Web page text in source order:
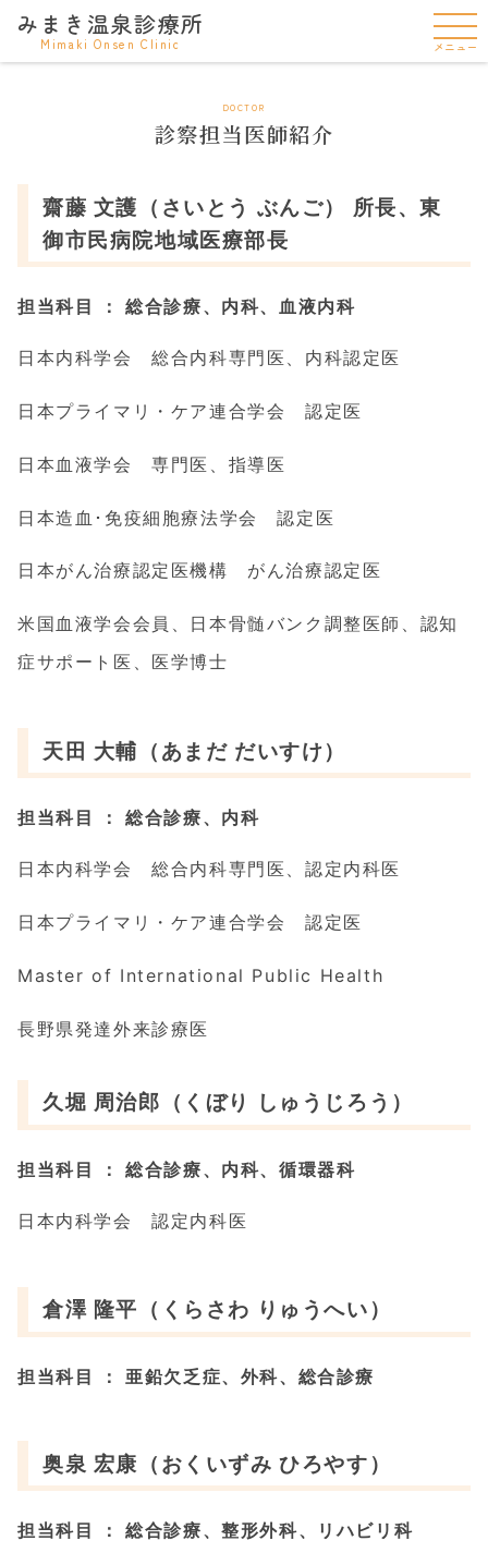
みまき温泉診療所
Mimaki Onsen Clinic メニュー
DOCTOR
診察担当医師紹介
齋藤 文護（さいとう ぶんご） 所長、東
御市民病院地域医療部長
担当科目 ： 総合診療、内科、血液内科
日本内科学会 総合内科専門医、内科認定医
日本プライマリ・ケア連合学会 認定医
日本血液学会 専門医、指導医
日本造血･免疫細胞療法学会 認定医
日本がん治療認定医機構 がん治療認定医
米国血液学会会員、日本骨髄バンク調整医師、認知
症サポート医、医学博士
天田 大輔（あまだ だいすけ）
担当科目 ： 総合診療、内科
日本内科学会 総合内科専門医、認定内科医
日本プライマリ・ケア連合学会 認定医
Master of International Public Health
長野県発達外来診療医
久堀 周治郎（くぼり しゅうじろう）
担当科目 ： 総合診療、内科、循環器科
日本内科学会 認定内科医
倉澤 隆平（くらさわ りゅうへい）
担当科目 ： 亜鉛欠乏症、外科、総合診療
奥泉 宏康（おくいずみ ひろやす）
担当科目 ： 総合診療、整形外科、リハビリ科